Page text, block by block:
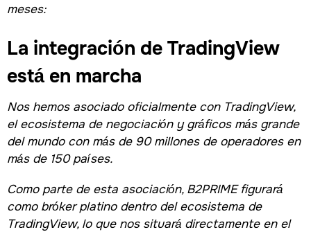
meses:
La integración de TradingView
está en marcha
Nos hemos asociado oficialmente con TradingView,
el ecosistema de negociación y gráficos más grande
del mundo con más de 90 millones de operadores en
más de 150 países.
Como parte de esta asociación, B2PRIME figurará
como bróker platino dentro del ecosistema de
TradingView, lo que nos situará directamente en el